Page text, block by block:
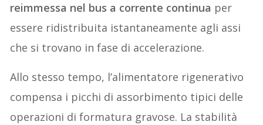
reimmessa nel bus a corrente continua per
essere ridistribuita istantaneamente agli assi
che si trovano in fase di accelerazione.
Allo stesso tempo, l’alimentatore rigenerativo
compensa i picchi di assorbimento tipici delle
operazioni di formatura gravose. La stabilità